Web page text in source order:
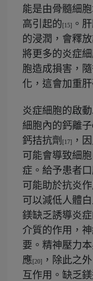
能是由骨髓細胞
高引起的 [15]
。
的浸潤，會釋
將更多的炎症
胞造成損害，
化，這會加重肝
炎症細胞的啟
細胞內的鈣離
鈣拮抗劑 [17]
，
可能會導致細
症。給予患者
可能助於抗炎作
可以減低人體
鎂缺乏誘導炎
介質的作用，
要。精神壓力
應 [20]
，除此之
互作用。缺乏